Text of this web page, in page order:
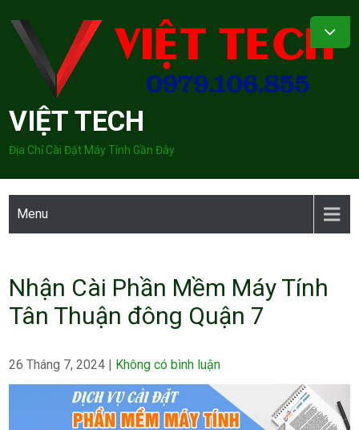
content
VIỆT TECH
Địa Chỉ Cài Đặt Máy Tính Gần Đây
Menu
Nhận Cài Phần Mềm Máy Tính
Tân Thuận đông Quận 7
26 Tháng 7, 2024 | Không có bình luận